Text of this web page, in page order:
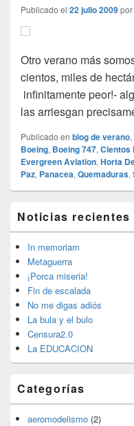
Publicado el 22 julio 2009por
Otro verano más
cientos, miles de
infinitamente peor!-
las arriesgan
Publicado en blog de verano,
Boeing, Boeing 747, Cientos
Evergreen Aviation, Horta
Paz, Panacea, Quemaduras,
área
de
widget
barra
lateral
primaria
Noticias recientes
In memoriam
Metaguerra
¡Porca miseria!
Fin de escalada
No me digas adiós
La bula y el bulo
Censura2.0
La EDUCACION
Categorías
aeromodelismo (2)